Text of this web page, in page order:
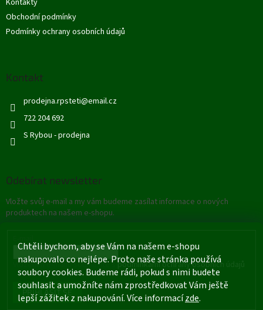
Chtěli bychom, aby se Vám na našem e-shopu
nakupovalo co nejlépe. Proto naše stránka používá
soubory cookies. Budeme rádi, pokud s nimi budete
souhlasit a umožníte nám zprostředkovat Vám ještě
lepší zážitek z nakupování. Více informacízde.
Kontakty
Obchodní podmínky
Podmínky ochrany osobních údajů
Kontakt
prodejna.rpsteti@email.cz
722 204 692
S Rybou - prodejna
Odebírat newsletter
Vložte svůj e-mail a my vám budeme zasílat informace o nových
produktech na našem e-shopu.
Vložením e-mailu souhlasíte s podmínkami ochrany osobních údajů
PŘIHLÁSIT SE